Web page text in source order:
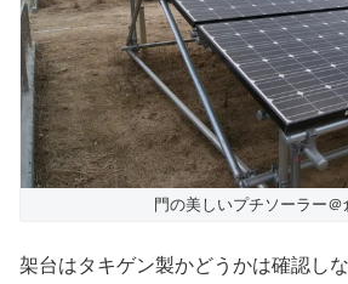
門の美しいプチソーラー＠
架台はタキゲン製かどうかは確認し